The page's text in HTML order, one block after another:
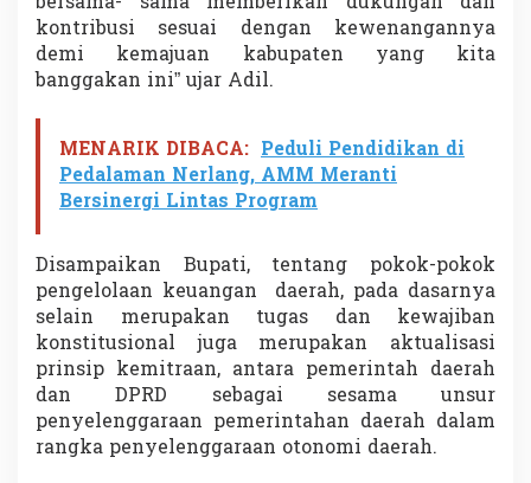
kontribusi sesuai dengan kewenangannya
demi kemajuan kabupaten yang kita
banggakan ini” ujar Adil.
MENARIK DIBACA: Peduli Pendidikan di
Pedalaman Nerlang, AMM Meranti
Bersinergi Lintas Program
Disampaikan Bupati, tentang pokok-pokok
pengelolaan keuangan daerah, pada dasarnya
selain merupakan tugas dan kewajiban
konstitusional juga merupakan aktualisasi
prinsip kemitraan, antara pemerintah daerah
dan DPRD sebagai sesama unsur
penyelenggaraan pemerintahan daerah dalam
rangka penyelenggaraan otonomi daerah.